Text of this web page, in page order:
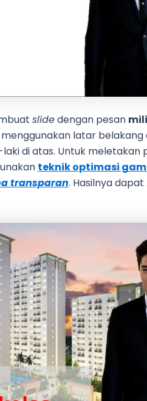
slidedengan pesan
latar
di atas. Untuk meletakan
teknik optimasi
transparan. Hasilnya